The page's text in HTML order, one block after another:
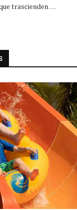
trascienden …